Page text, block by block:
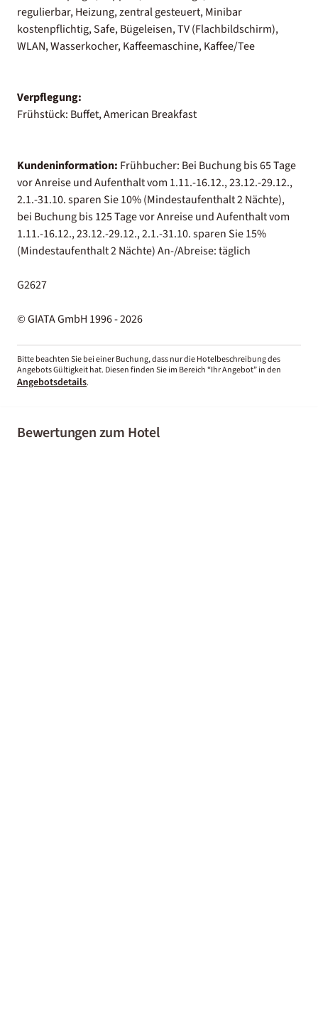
regulierbar, Heizung, zentral gesteuert, Minibar
kostenpflichtig, Safe, Bügeleisen, TV (Flachbildschirm),
WLAN, Wasserkocher, Kaffeemaschine, Kaffee/Tee
Verpflegung:
Frühstück: Buffet, American Breakfast
Kundeninformation: Frühbucher: Bei Buchung bis 65 Tage
vor Anreise und Aufenthalt vom 1.11.-16.12., 23.12.-29.12.,
2.1.-31.10. sparen Sie 10% (Mindestaufenthalt 2 Nächte),
bei Buchung bis 125 Tage vor Anreise und Aufenthalt vom
1.11.-16.12., 23.12.-29.12., 2.1.-31.10. sparen Sie 15%
(Mindestaufenthalt 2 Nächte) An-/Abreise: täglich
G2627
© GIATA GmbH 1996 - 2026
Bitte beachten Sie bei einer Buchung, dass nur die Hotelbeschreibung des
Angebots Gültigkeit hat. Diesen finden Sie im Bereich “Ihr Angebot” in den
Angebotsdetails.
Bewertungen zum Hotel